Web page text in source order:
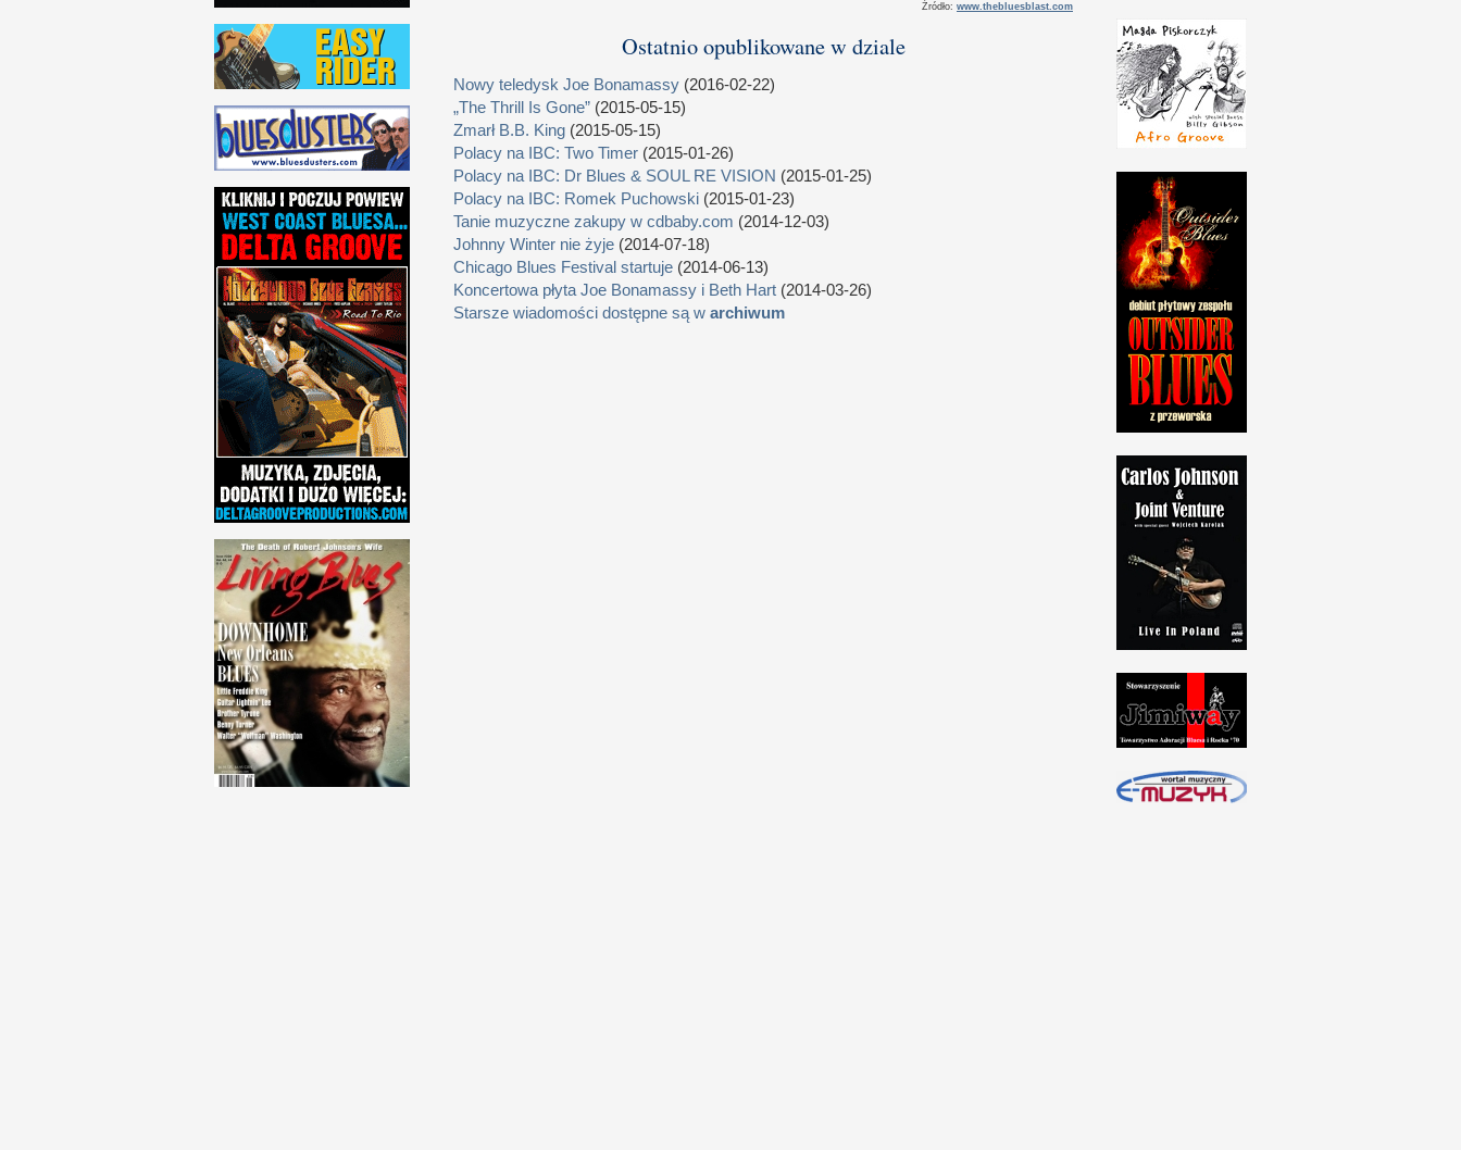
Źródło: www.thebluesblast.com
Ostatnio opublikowane w dziale
Nowy teledysk Joe Bonamassy (2016-02-22)
„The Thrill Is Gone” (2015-05-15)
Zmarł B.B. King (2015-05-15)
Polacy na IBC: Two Timer (2015-01-26)
Polacy na IBC: Dr Blues & SOUL RE VISION (2015-01-25)
Polacy na IBC: Romek Puchowski (2015-01-23)
Tanie muzyczne zakupy w cdbaby.com (2014-12-03)
Johnny Winter nie żyje (2014-07-18)
Chicago Blues Festival startuje (2014-06-13)
Koncertowa płyta Joe Bonamassy i Beth Hart (2014-03-26)
Starsze wiadomości dostępne są w archiwum